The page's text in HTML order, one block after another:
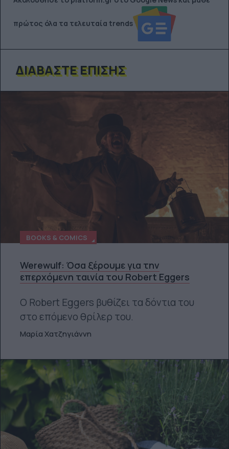
πρώτος όλα τα τελευταία trends
ΔΙΑΒΆΣΤΕ ΕΠΊΣΗΣ
BOOKS & COMICS
Werewulf: Όσα ξέρουμε για την
επερχόμενη ταινία του Robert Eggers
Ο Robert Eggers βυθίζει τα δόντια του
στο επόμενο θρίλερ του.
Μαρία Χατζηγιάννη